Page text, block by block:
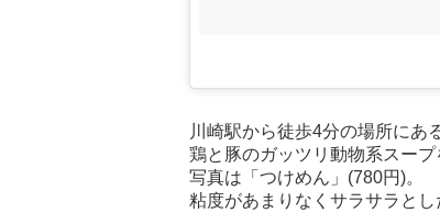
川崎駅から徒歩4分の場所にあ
鶏と豚のガッツリ動物系スープ
写真は「つけめん」(780円)。
粘度があまりなくサラサラと